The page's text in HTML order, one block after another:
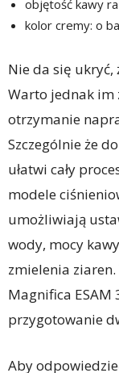
objętość kawy
kolor cremy: o
Nie da się ukryć,
Warto jednak im
otrzymanie
Szczególnie że
ułatwi cały
modele
umożliwiają
wody, mocy
zmielenia
Magnifica
przygotowanie
Aby